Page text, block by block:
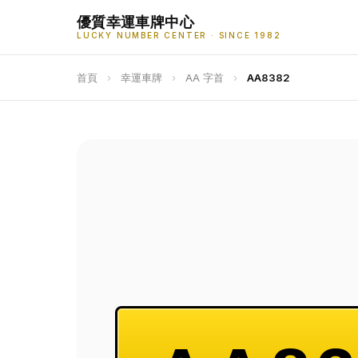
優質幸運車牌中心
LUCKY NUMBER CENTER · SINCE 1982
首頁 › 幸運車牌 › AA 字首 › AA8382